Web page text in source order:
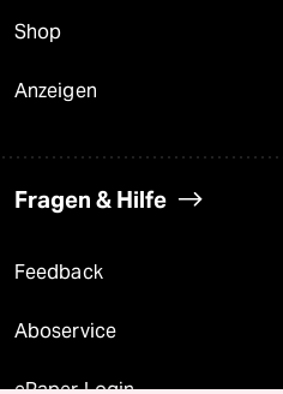
Shop
Anzeigen
Fragen & Hilfe
Feedback
Aboservice